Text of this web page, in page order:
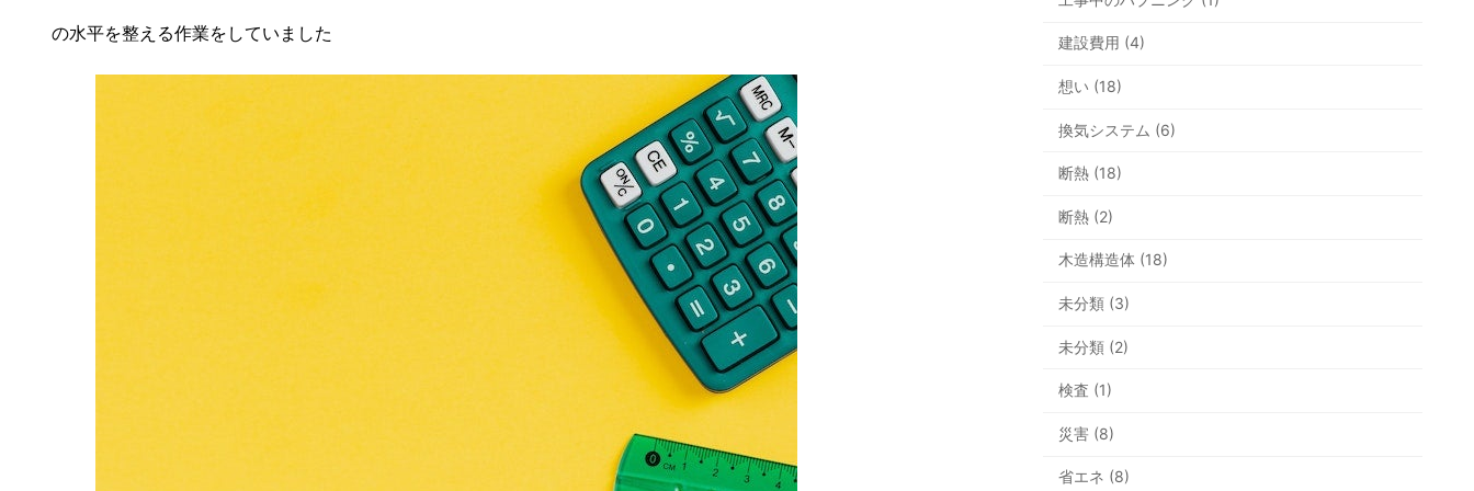
の水平を整える作業をしていました 建設費用 (4)
想い (18)
換気システム (6)
断熱 (18)
断熱 (2)
木造構造体 (18)
未分類 (3)
未分類 (2)
検査 (1)
災害 (8)
省エネ (8)